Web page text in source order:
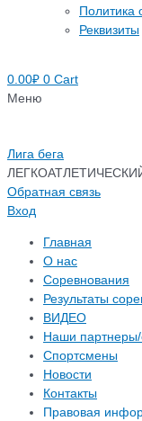
Политика
Реквизиты
0.00₽ 0 Cart
Меню
Лига бега
Обратная связь
Вход
Главная
О нас
Соревнования
Результаты
ВИДЕО
Наши
Спортсмены
Новости
Контакты
Правовая